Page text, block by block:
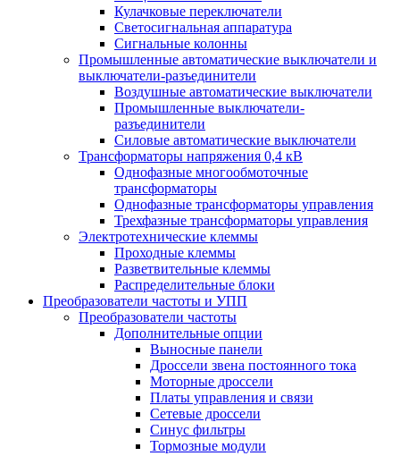
Кулачковые переключатели
Светосигнальная аппаратура
Сигнальные колонны
Промышленные автоматические выключатели и
выключатели-разъединители
Воздушные автоматические выключатели
Промышленные выключатели-
разъединители
Силовые автоматические выключатели
Трансформаторы напряжения 0,4 кВ
Однофазные многообмоточные
трансформаторы
Однофазные трансформаторы управления
Трехфазные трансформаторы управления
Электротехнические клеммы
Проходные клеммы
Разветвительные клеммы
Распределительные блоки
Преобразователи частоты и УПП
Преобразователи частоты
Дополнительные опции
Выносные панели
Дроссели звена постоянного тока
Моторные дроссели
Платы управления и связи
Сетевые дроссели
Синус фильтры
Тормозные модули